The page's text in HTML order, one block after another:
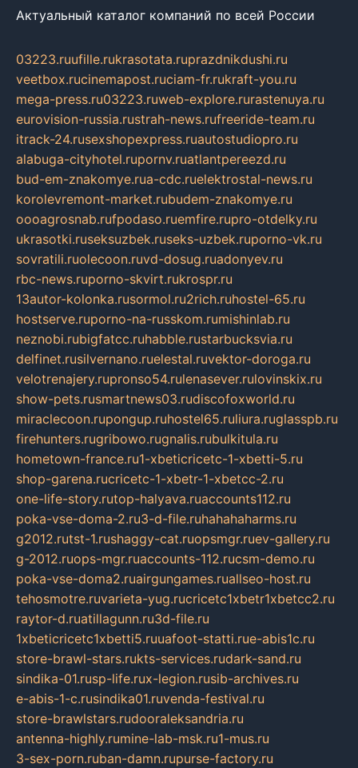
Актуальный каталог компаний по всей России
03223.ruufille.rukrasotata.ruprazdnikdushi.ru
veetbox.rucinemapost.ruciam-fr.rukraft-you.ru
mega-press.ru03223.ruweb-explore.rurastenuya.ru
eurovision-russia.rustrah-news.rufreeride-team.ru
itrack-24.rusexshopexpress.ruautostudiopro.ru
alabuga-cityhotel.rupornv.ruatlantpereezd.ru
bud-em-znakomye.rua-cdc.ruelektrostal-news.ru
korolevremont-market.rubudem-znakomye.ru
oooagrosnab.rufpodaso.ruemfire.rupro-otdelky.ru
ukrasotki.ruseksuzbek.ruseks-uzbek.ruporno-vk.ru
sovratili.ruolecoon.ruvd-dosug.ruadonyev.ru
rbc-news.ruporno-skvirt.rukrospr.ru
13autor-kolonka.rusormol.ru2rich.ruhostel-65.ru
hostserve.ruporno-na-russkom.rumishinlab.ru
neznobi.rubigfatcc.ruhabble.rustarbucksvia.ru
delfinet.rusilvernano.ruelestal.ruvektor-doroga.ru
velotrenajery.rupronso54.rulenasever.rulovinskix.ru
show-pets.rusmartnews03.rudiscofoxworld.ru
miraclecoon.rupongup.ruhostel65.ruliura.ruglasspb.ru
firehunters.rugribowo.rugnalis.rubulkitula.ru
hometown-france.ru1-xbeticricetc-1-xbetti-5.ru
shop-garena.rucricetc-1-xbetr-1-xbetcc-2.ru
one-life-story.rutop-halyava.ruaccounts112.ru
poka-vse-doma-2.ru3-d-file.ruhahahaharms.ru
g2012.rutst-1.rushaggy-cat.ruopsmgr.ruev-gallery.ru
g-2012.ruops-mgr.ruaccounts-112.rucsm-demo.ru
poka-vse-doma2.ruairgungames.ruallseo-host.ru
tehosmotre.ruvarieta-yug.rucricetc1xbetr1xbetcc2.ru
raytor-d.ruatillagunn.ru3d-file.ru
1xbeticricetc1xbetti5.ruuafoot-statti.rue-abis1c.ru
store-brawl-stars.rukts-services.rudark-sand.ru
sindika-01.rusp-life.rux-legion.rusib-archives.ru
e-abis-1-c.rusindika01.ruvenda-festival.ru
store-brawlstars.rudooraleksandria.ru
antenna-highly.rumine-lab-msk.ru1-mus.ru
3-sex-porn.ruban-damn.rupurse-factory.ru